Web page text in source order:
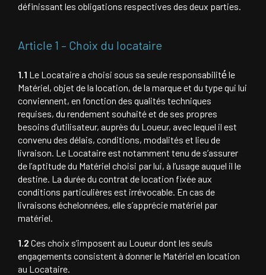
définissant les obligations respectives des deux parties.
Article 1 – Choix du locataire
1.1 Le Locataire a choisi sous sa seule responsabilité́ le
Matériel, objet de la location, de la marque et du type qui lui
conviennent, en fonction des qualités techniques
requises, du rendement souhaité et de ses propres
besoins d’utilisateur, auprès du Loueur, avec lequel il est
convenu des délais, conditions, modalités et lieu de
livraison. Le Locataire est notamment tenu de s’assurer
de l’aptitude du Matériel choisi par lui, à l’usage auquel il le
destine. La durée du contrat de location fixée aux
conditions particulières est irrévocable. En cas de
livraisons échelonnées, elle s’apprécie matériel par
matériel.
1.2 Ces choix s’imposent au Loueur dont les seuls
engagements consistent à donner le Matériel en location
au Locataire.